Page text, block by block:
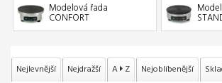
Modelová řada
CONFORT
Nejlevnější Nejdražší A Z Nejoblíbenější